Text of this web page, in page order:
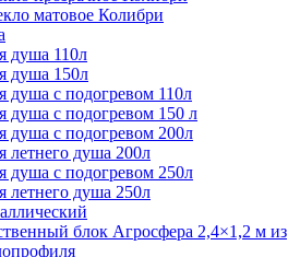
матовое Колибри
душа 110л
душа 150л
душа с подогревом 110л
душа с подогревом 150 л
душа с подогревом 200л
летнего душа 200л
душа с подогревом 250л
летнего душа 250л
блок Агросфера 2,4×1,2 м из